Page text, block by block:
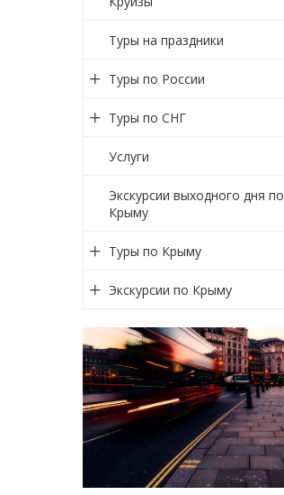
Туры на праздники
Туры по России
Туры по СНГ
Услуги
Экскурсии выходного дня по
Крыму
Туры по Крыму
Экскурсии по Крыму
продаж